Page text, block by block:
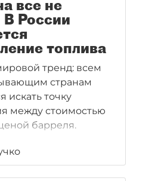
все не
В России
топлива
тренд: всем
странам
искать точку
между стоимостью
барреля.